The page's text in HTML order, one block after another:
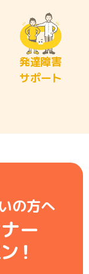
発達障害
サポート
の方へ
ー
ン！